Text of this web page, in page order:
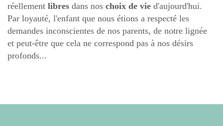
réellement libres dans nos choix de vie d'aujourd'hui.
Par loyauté, l'enfant que nous étions a respecté les
demandes inconscientes de nos parents, de notre lignée
et peut-être que cela ne correspond pas à nos désirs
profonds...